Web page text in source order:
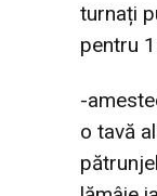
turnați
pentru
-
o tavă